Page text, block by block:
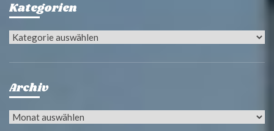
Kategorien
Kategorien
Archiv
Archiv